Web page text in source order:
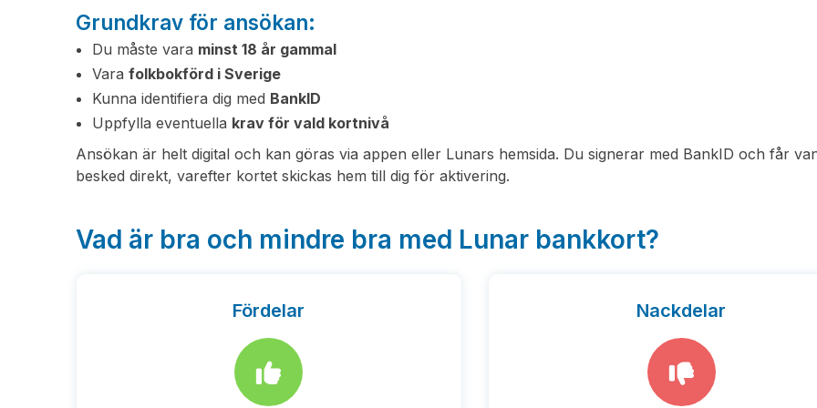
Grundkrav för ansökan:
Du måste vara minst 18 år gammal
Varafolkbokförd i Sverige
Kunna identifiera dig med BankID
Uppfylla eventuella krav för vald kortnivå
Ansökan är helt digital och kan göras via appen eller Lunars hemsida. Du signerar med BankID och får
besked direkt, varefter kortet skickas hem till dig för aktivering.
Vad är bra och mindre bra med Lunar bankkort?
Fördelar Nackdelar